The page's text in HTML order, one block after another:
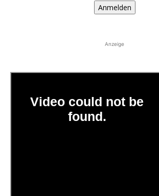
Anmelden
Anzeige